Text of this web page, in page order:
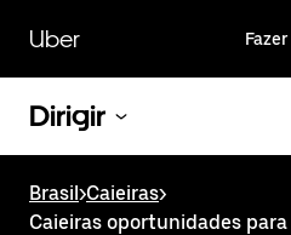
para
conteúdo
Uber
Dirigir
Brasil>Caieiras>
Caieiras oportunidades